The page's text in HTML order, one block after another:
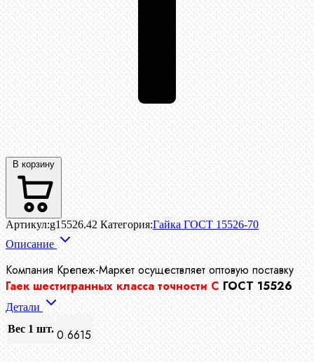
В корзину
Артикул:g15526.42 Категория:Гайка ГОСТ 15526-70
Описание
Компания Крепеж-Маркет осуществляет оптовую поставку
Гаек шестигранных класса точности С ГОСТ 15526
Детали
Вес 1 шт. 0.6615